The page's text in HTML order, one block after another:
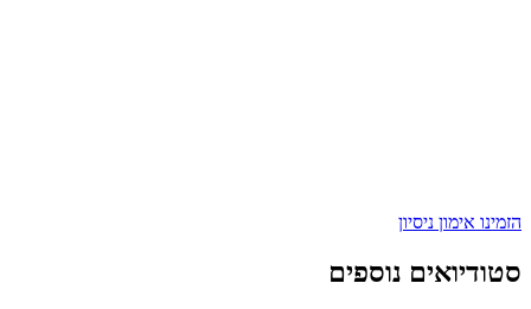
הזמינו אימון ניסיון
סטודיואים נוספים